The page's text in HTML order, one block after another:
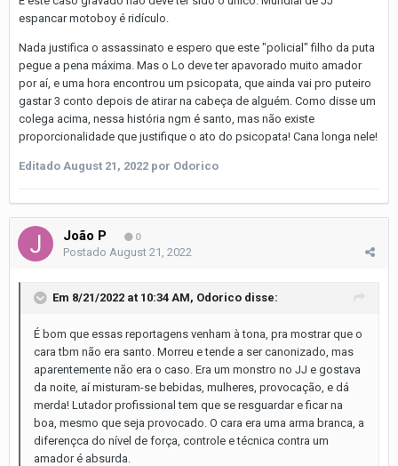
espancar motoboy é ridículo.
Nada justifica o assassinato e espero que este "policial" filho da puta
pegue a pena máxima. Mas o Lo deve ter apavorado muito amador
por aí, e uma hora encontrou um psicopata, que ainda vai pro puteiro
gastar 3 conto depois de atirar na cabeça de alguém. Como disse um
colega acima, nessa história ngm é santo, mas não existe
proporcionalidade que justifique o ato do psicopata! Cana longa nele!
Editado August 21, 2022 por Odorico
João P 0
Postado August 21, 2022
Em 8/21/2022 at 10:34 AM, Odorico disse:
É bom que essas reportagens venham à tona, pra mostrar que o
cara tbm não era santo. Morreu e tende a ser canonizado, mas
aparentemente não era o caso. Era um monstro no JJ e gostava
da noite, aí misturam-se bebidas, mulheres, provocação, e dá
merda! Lutador profissional tem que se resguardar e ficar na
boa, mesmo que seja provocado. O cara era uma arma branca, a
diferençca do nível de força, controle e técnica contra um
amador é absurda.